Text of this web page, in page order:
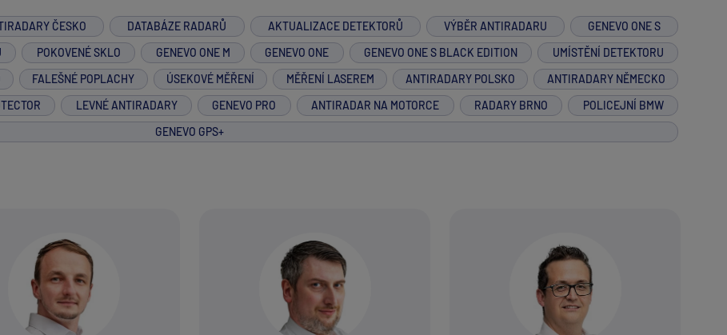
ČESKO DATABÁZE RADARŮ AKTUALIZACE DETEKTORŮ VÝBĚR ANTIRADARU
GENEVO ONE S
POKOVENÉ SKLO GENEVO ONE M GENEVO ONE GENEVO ONE S BLACK EDITION
UMÍSTĚNÍ DETEKTORU
FALEŠNÉ POPLACHY ÚSEKOVÉ MĚŘENÍ MĚŘENÍ LASEREM ANTIRADARY POLSKO
ANTIRADARY NĚMECKO
LEVNÉ ANTIRADARY GENEVO PRO ANTIRADAR NA MOTORCE RADARY BRNO
POLICEJNÍ BMW
GENEVO GPS+